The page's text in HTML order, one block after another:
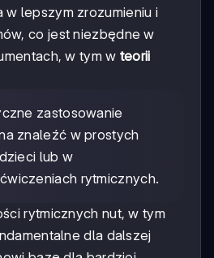
w lepszym zrozumieniu i
co jest niezbędne w
w tym w teorii
zastosowanie
znaleźć w prostych
lub w
rytmicznych.
rytmicznych nut, w tym
dla dalszej